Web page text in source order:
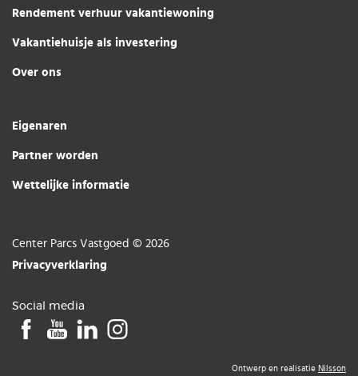
Rendement verhuur vakantiewoning
Vakantiehuisje als investering
Over ons
Eigenaren
Partner worden
Wettelijke informatie
Center Parcs Vastgoed © 2026
Privacyverklaring
Social media
Ontwerp en realisatie Nilsson